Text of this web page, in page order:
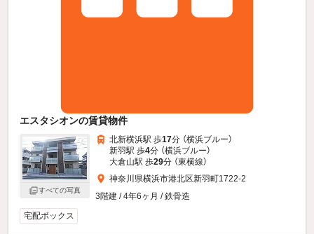
エスタシオンの賃貸物件
すべての写真
北新横浜駅 歩17分 （横浜ブルー）
新羽駅 歩4分 （横浜ブルー）
大倉山駅 歩29分 （東横線）
神奈川県横浜市港北区新羽町1722-2
3階建 / 4年6ヶ月 / 鉄骨造
宅配ボックス